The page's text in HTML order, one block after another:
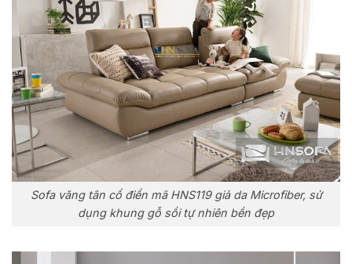
Sofa văng tân cổ điển mã HNS119 giả da Microfiber, sử
dụng khung gỗ sồi tự nhiên bền đẹp